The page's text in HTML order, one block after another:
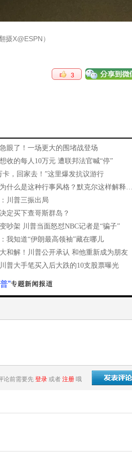
摄X@ESPN）
3
眼了！一场更大的围堵战登场
收的每人10万元 遭联邦法官喊“停”
卡，回家去！”这里爆发抗议游行
什么是这种行事风格？默克尔这样解释…
川普三振出局
定买下查哥斯群岛？
吵架 川普当面怒怼NBC记者是“骗子”
我知道“伊朗最高领袖”藏在哪儿
和解！川普公开承认 和他重新成为朋友
普大手笔买入后大跌的10支股票曝光
”
论前需要先 登录 或者 注册 哦